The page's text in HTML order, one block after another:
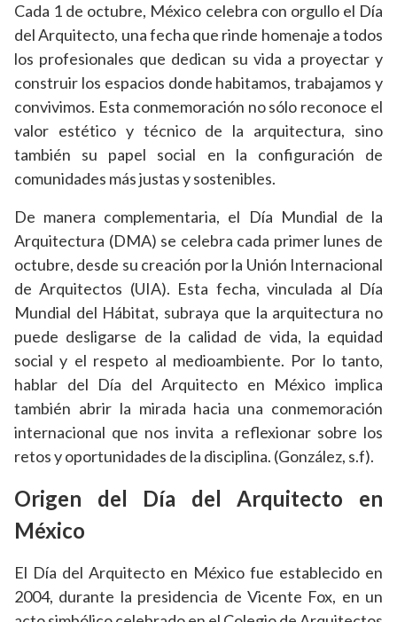
Cada 1 de octubre, México celebra con orgullo el Día
del Arquitecto, una fecha que rinde homenaje a todos
los profesionales que dedican su vida a proyectar y
construir los espacios donde habitamos, trabajamos y
convivimos. Esta conmemoración no sólo reconoce el
valor estético y técnico de la arquitectura, sino
también su papel social en la configuración de
comunidades más justas y sostenibles.
De manera complementaria, el Día Mundial de la
Arquitectura (DMA) se celebra cada primer lunes de
octubre, desde su creación por la Unión Internacional
de Arquitectos (UIA). Esta fecha, vinculada al Día
Mundial del Hábitat, subraya que la arquitectura no
puede desligarse de la calidad de vida, la equidad
social y el respeto al medioambiente. Por lo tanto,
hablar del Día del Arquitecto en México implica
también abrir la mirada hacia una conmemoración
internacional que nos invita a reflexionar sobre los
retos y oportunidades de la disciplina. (González, s.f).
Origen del Día del Arquitecto en
México
El Día del Arquitecto en México fue establecido en
2004, durante la presidencia de Vicente Fox, en un